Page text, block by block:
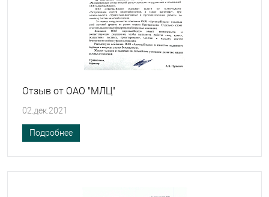
Отзыв от ОАО "МЛЦ"
02.дек.2021
Подробнее